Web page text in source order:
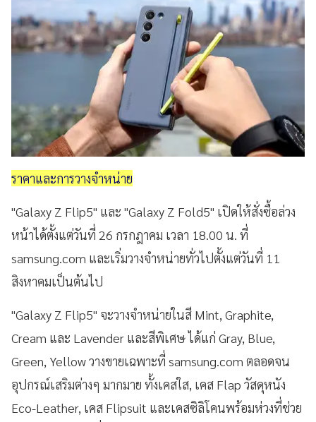
ราคาและการวางจำหน่าย
"Galaxy Z Flip5" และ "Galaxy Z Fold5" เปิดให้สั่งซื้อล่วง
หน้าได้ตั้งแต่วันที่ 26 กรกฎาคม เวลา 18.00 น. ที่
samsung.com และเริ่มวางจำหน่ายทั่วไปตั้งแต่วันที่ 11
สิงหาคมเป็นต้นไป
"Galaxy Z Flip5" จะวางจำหน่ายในสี Mint, Graphite,
Cream และ Lavender และสีพิเศษ ได้แก่ Gray, Blue,
Green, Yellow วางขายเฉพาะที่ samsung.com ตลอดจน
อุปกรณ์เสริมต่างๆ มากมาย ทั้งเคสใส, เคส Flap วัสดุหนัง
Eco-Leather, เคส Flipsuit และเคสซิลิโคนพร้อมห่วงที่ช่วย